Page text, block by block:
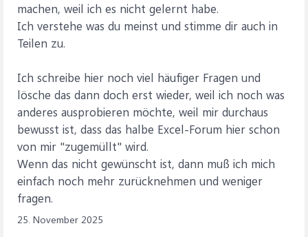
machen, weil ich es nicht gelernt habe.
Ich verstehe was du meinst und stimme dir auch in
Teilen zu.
Ich schreibe hier noch viel häufiger Fragen und
lösche das dann doch erst wieder, weil ich noch was
anderes ausprobieren möchte, weil mir durchaus
bewusst ist, dass das halbe Excel-Forum hier schon
von mir "zugemüllt" wird.
Wenn das nicht gewünscht ist, dann muß ich mich
einfach noch mehr zurücknehmen und weniger
fragen.
25. November 2025